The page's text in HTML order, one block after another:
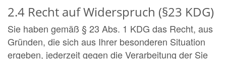
2.4 Recht auf Widerspruch (§23 KDG)
Sie haben gemäß § 23 Abs. 1 KDG das Recht, aus
Gründen, die sich aus Ihrer besonderen Situation
ergeben, jederzeit gegen die Verarbeitung der Sie